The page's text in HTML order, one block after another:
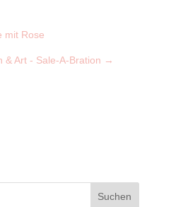
mit Rose
& Art - Sale-A-Bration →